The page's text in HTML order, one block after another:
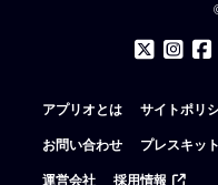
アプリオとは サイトポリ
お問い合わせ プレスキット
運営会社 採用情報